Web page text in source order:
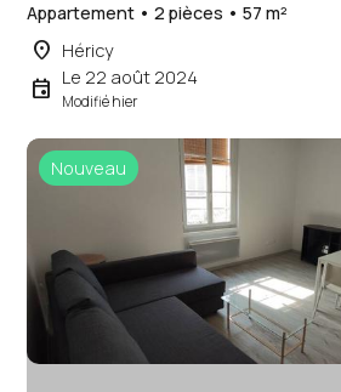
Appartement • 2 pièces • 57 m²
place Héricy
event Le 22 août 2024
Modifié hier
Nouveau